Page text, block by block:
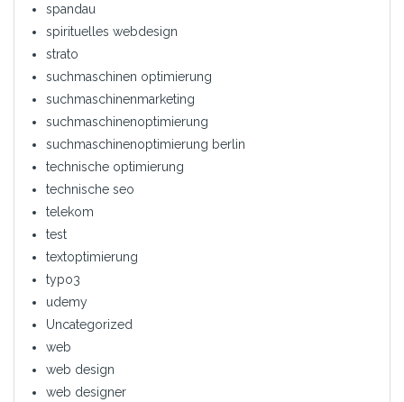
spandau
spirituelles webdesign
strato
suchmaschinen optimierung
suchmaschinenmarketing
suchmaschinenoptimierung
suchmaschinenoptimierung berlin
technische optimierung
technische seo
telekom
test
textoptimierung
typo3
udemy
Uncategorized
web
web design
web designer